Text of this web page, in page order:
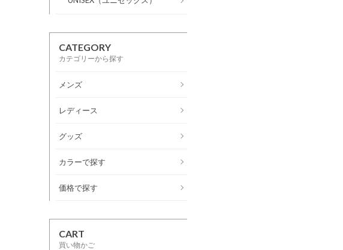
CATEGORY
カテゴリーから探す
メンズ
レディース
グッズ
カラーで探す
価格で探す
CART
買い物かご